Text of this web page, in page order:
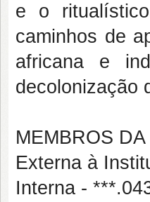
e o
caminhos de
africana e
decolonização
MEMBROS
Externa à
Interna -